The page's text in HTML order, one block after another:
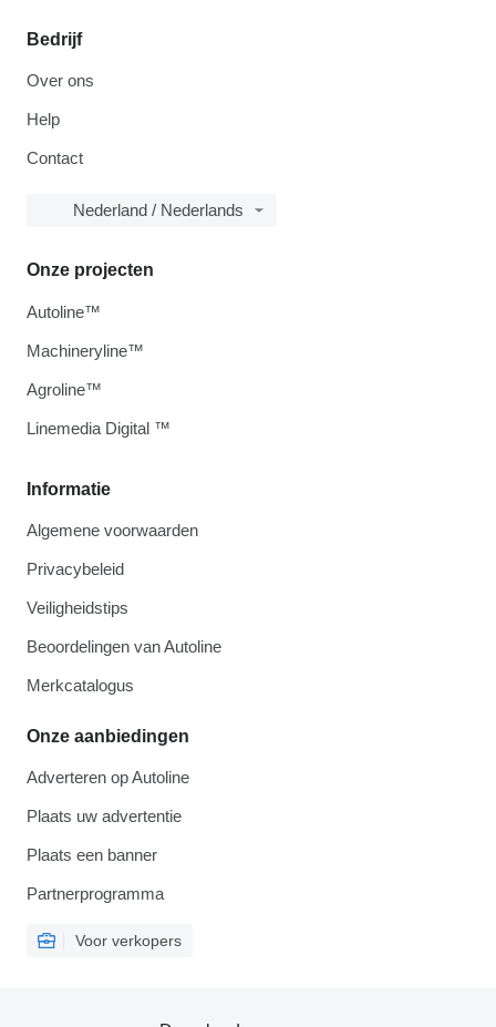
Bedrijf
Over ons
Help
Contact
Nederland / Nederlands
Informatie
Algemene voorwaarden
Privacybeleid
Veiligheidstips
Beoordelingen van Autoline
Merkcatalogus
Onze aanbiedingen
Adverteren op Autoline
Plaats uw advertentie
Plaats een banner
Partnerprogramma
Voor verkopers
Onze projecten
Autoline™
Machineryline™
Agroline™
Linemedia Digital ™